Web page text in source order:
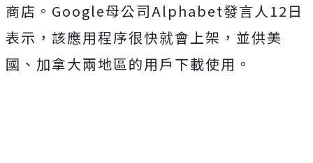
商店。Google母公司Alphabet發言人12日
表示，該應用程序很快就會上架，並供美
國、加拿大兩地區的用戶下載使用。